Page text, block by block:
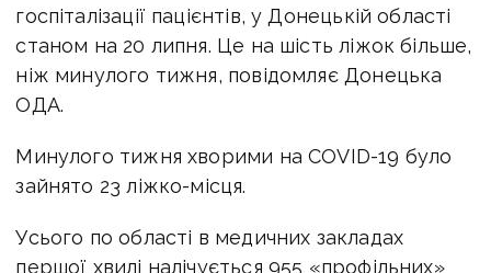
госпіталізації пацієнтів, у Донецькій області
станом на 20 липня. Це на шість ліжок більше,
ніж минулого тижня, повідомляє Донецька
ОДА.
Минулого тижня хворими на COVID-19 було
зайнято 23 ліжко-місця.
Усього по області в медичних закладах
першої хвилі налічується 955 «профільних»